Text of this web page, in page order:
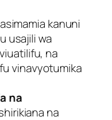
kanuni
usajili wa
na
vinavyotumika
na
na